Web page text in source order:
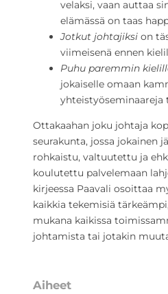
velaksi, vaan auttaa
elämässä on taas
Jotkut johtajiksi on
viimeisenä ennen
Puhu paremmin
jokaiselle omaan
yhteistyöseminaareja
Ottakaahan joku johtaja
seurakunta, jossa jokainen
rohkaistu, valtuutettu ja
koulutettu palvelemaan
kirjeessa Paavali osoittaa
kaikkia tekemisiä
mukana kaikissa
johtamista tai jotakin
Aiheet